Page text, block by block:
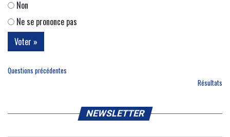
Non
Ne se prononce pas
Questions précédentes
Résultats
NEWSLETTER